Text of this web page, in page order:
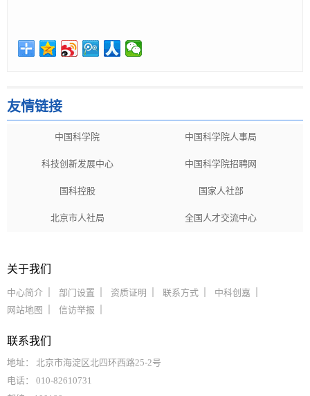
友情链接
中国科学院 中国科学院人事局
科技创新发展中心 中国科学院招聘网
国科控股 国家人社部
北京市人社局 全国人才交流中心
关于我们
中心简介 部门设置 资质证明 联系方式
中科创嘉
网站地图
信访举报
联系我们
地址： 北京市海淀区北四环西路25-2号
电话： 010-82610731